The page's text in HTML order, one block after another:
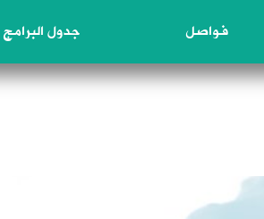
فواصل جدول البرامج